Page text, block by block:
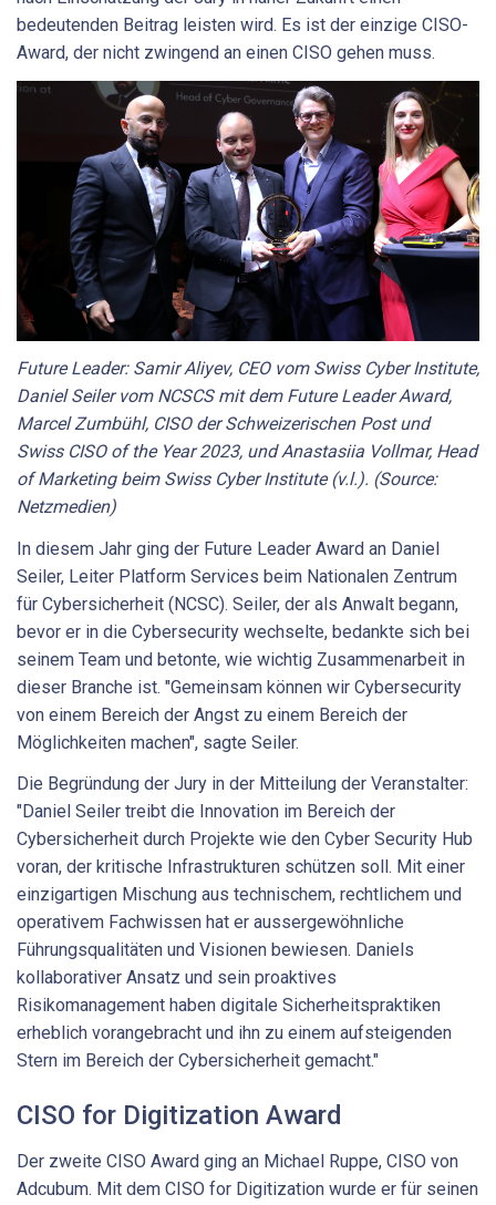
bedeutenden Beitrag leisten wird. Es ist der einzige CISO-
Award, der nicht zwingend an einen CISO gehen muss.
Future Leader: Samir Aliyev, CEO vom Swiss Cyber Institute,
Daniel Seiler vom NCSCS mit dem Future Leader Award,
Marcel Zumbühl, CISO der Schweizerischen Post und
Swiss CISO of the Year 2023, und Anastasiia Vollmar, Head
of Marketing beim Swiss Cyber Institute (v.l.). (Source:
Netzmedien)
In diesem Jahr ging der Future Leader Award an Daniel
Seiler, Leiter Platform Services beim Nationalen Zentrum
für Cybersicherheit (NCSC). Seiler, der als Anwalt begann,
bevor er in die Cybersecurity wechselte, bedankte sich bei
seinem Team und betonte, wie wichtig Zusammenarbeit in
dieser Branche ist. "Gemeinsam können wir Cybersecurity
von einem Bereich der Angst zu einem Bereich der
Möglichkeiten machen", sagte Seiler.
Die Begründung der Jury in der Mitteilung der Veranstalter:
"Daniel Seiler treibt die Innovation im Bereich der
Cybersicherheit durch Projekte wie den Cyber Security Hub
voran, der kritische Infrastrukturen schützen soll. Mit einer
einzigartigen Mischung aus technischem, rechtlichem und
operativem Fachwissen hat er aussergewöhnliche
Führungsqualitäten und Visionen bewiesen. Daniels
kollaborativer Ansatz und sein proaktives
Risikomanagement haben digitale Sicherheitspraktiken
erheblich vorangebracht und ihn zu einem aufsteigenden
Stern im Bereich der Cybersicherheit gemacht."
CISO for Digitization Award
Der zweite CISO Award ging an Michael Ruppe, CISO von
Adcubum. Mit dem CISO for Digitization wurde er für seinen